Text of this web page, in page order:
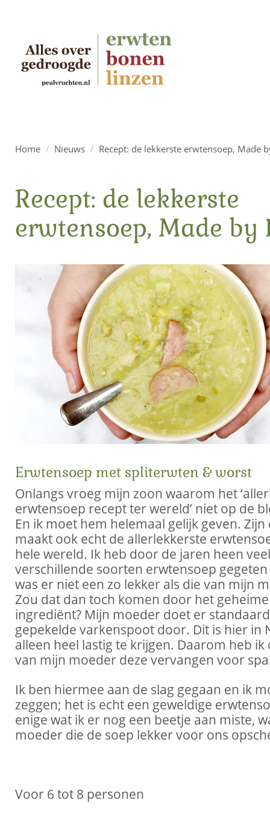
Home / Nieuws / Recept: de lekkerste erwtensoep, Made
Recept: de lekkerste
erwtensoep, Made by
Erwtensoep met spliterwten & worst
Onlangs vroeg mijn zoon waarom het
erwtensoep recept ter wereld’ niet op de
En ik moet hem helemaal gelijk geven. Zijn
maakt ook echt de allerlekkerste
hele wereld. Ik heb door de jaren heen veel
verschillende soorten erwtensoep
was er niet een zo lekker als die van mijn
Zou dat dan toch komen door het geheime
ingrediënt? Mijn moeder doet er standaard
gepekelde varkenspoot door. Dit is hier in
alleen heel lastig te krijgen. Daarom heb ik
van mijn moeder deze vervangen voor
Ik ben hiermee aan de slag gegaan en ik
zeggen; het is echt een geweldige
enige wat ik er nog een beetje aan miste,
moeder die de soep lekker voor ons
Voor 6 tot 8 personen